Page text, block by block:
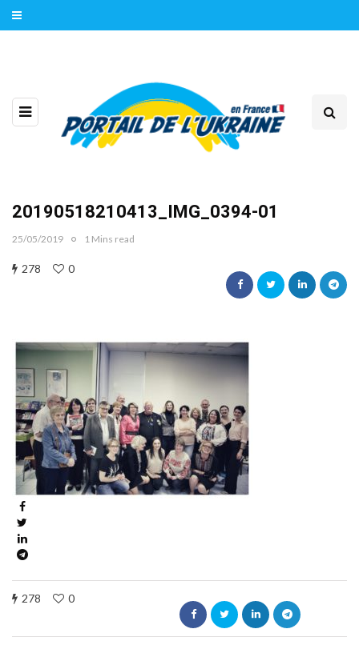
20190518210413_IMG_0394-01
25/05/2019 1 Mins read
278 0
278 0